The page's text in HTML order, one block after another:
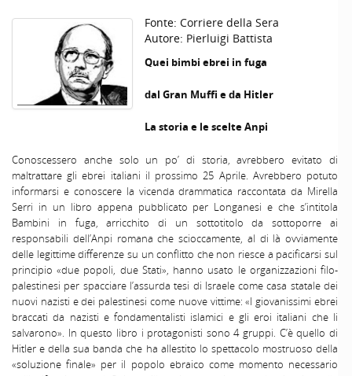
Fonte: Corriere della Sera
Autore: Pierluigi Battista
Quei bimbi ebrei in fuga
dal Gran Muffi e da Hitler
La storia e le scelte Anpi
Conoscessero anche solo un po’ di storia, avrebbero evitato di
maltrattare gli ebrei italiani il prossimo 25 Aprile. Avrebbero potuto
informarsi e conoscere la vicenda drammatica raccontata da Mirella
Serri in un libro appena pubblicato per Longanesi e che s’intitola
Bambini in fuga, arricchito di un sottotitolo da sottoporre ai
responsabili dell’Anpi romana che scioccamente, al di là ovviamente
delle legittime differenze su un conflitto che non riesce a pacificarsi sul
principio «due popoli, due Stati», hanno usato le organizzazioni filo-
palestinesi per spacciare l’assurda tesi di Israele come casa statale dei
nuovi nazisti e dei palestinesi come nuove vittime: «I giovanissimi ebrei
braccati da nazisti e fondamentalisti islamici e gli eroi italiani che li
salvarono». In questo libro i protagonisti sono 4 gruppi. C’è quello di
Hitler e della sua banda che ha allestito lo spettacolo mostruoso della
«soluzione finale» per il popolo ebraico come momento necessario